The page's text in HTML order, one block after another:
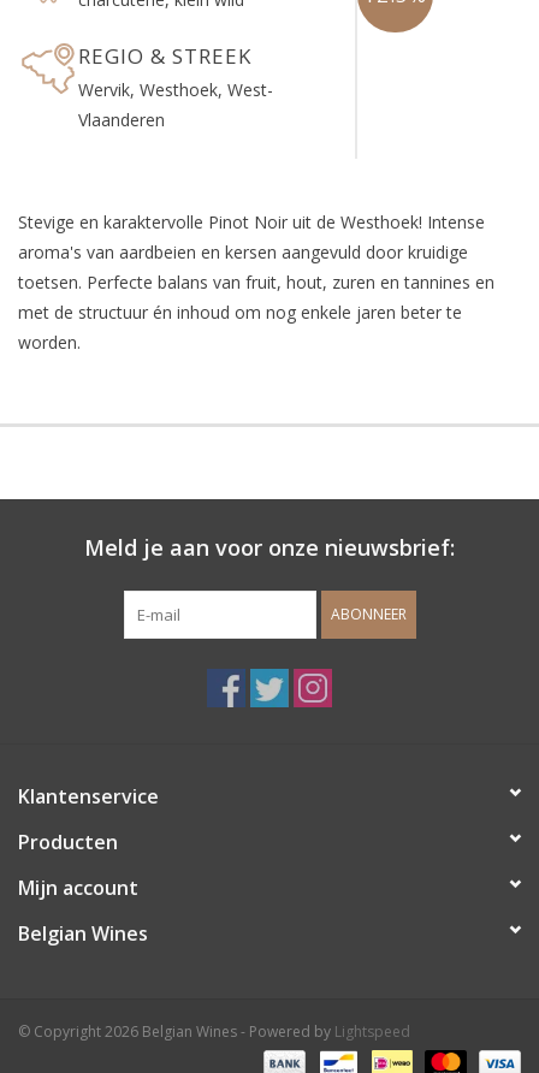
REGIO & STREEK
Wervik, Westhoek, West-
Vlaanderen
Stevige en karaktervolle Pinot Noir uit de Westhoek! Intense
aroma's van aardbeien en kersen aangevuld door kruidige
toetsen. Perfecte balans van fruit, hout, zuren en tannines en
met de structuur én inhoud om nog enkele jaren beter te
worden.
Meld je aan voor onze nieuwsbrief:
ABONNEER
Klantenservice
Producten
Mijn account
Belgian Wines
© Copyright 2026 Belgian Wines - Powered by Lightspeed